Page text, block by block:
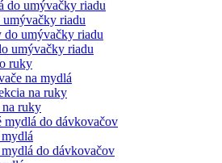
do umývačky riadu
umývačky riadu
do umývačky riadu
umývačky riadu
ruky
na mydlá
na ruky
ruky
mydlá do dávkovačov
do dávkovačov